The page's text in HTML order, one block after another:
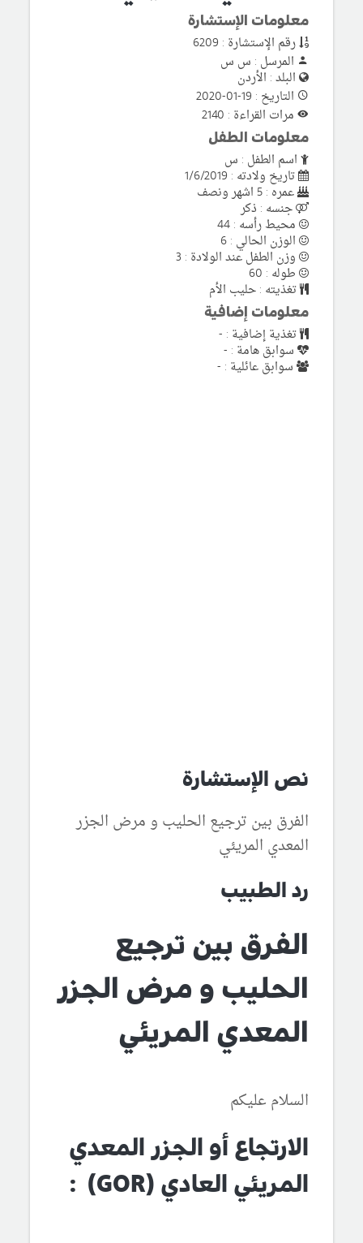
معلومات الإستشارة
رقم الإستشارة : 6209
المرسل : س س
البلد : الأردن
التاريخ : 19-01-2020
مرات القراءة : 2140
معلومات الطفل
اسم الطفل : س
تاريخ ولادته : 1/6/2019
عمره : 5 اشهر ونصف
جنسه : ذكر
محيط رأسه : 44
الوزن الحالي : 6
وزن الطفل عند الولادة : 3
طوله : 60
تغذيته : حليب الأم
معلومات إضافية
تغذية إضافية : -
سوابق هامة : -
سوابق عائلية : -
نص الإستشارة
الفرق بين ترجيع الحليب و مرض الجزر
المعدي المريئي
رد الطبيب
الفرق بين ترجيع
الحليب و مرض الجزر
المعدي المريئي
السلام عليكم
الارتجاع أو الجزر المعدي
المريئي العادي (GOR) :